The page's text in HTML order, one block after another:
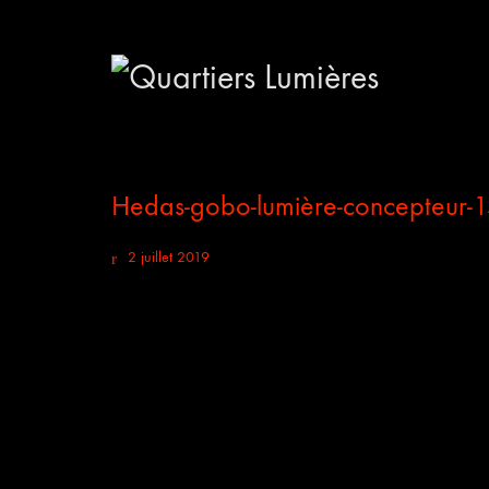
Hedas-gobo-lumière-concepteur-
2 juillet 2019